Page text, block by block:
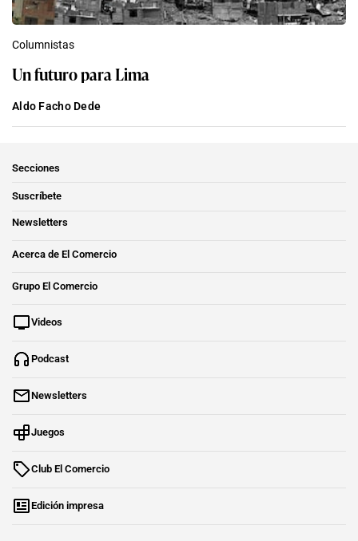
Columnistas
Un futuro para Lima
Aldo Facho Dede
Secciones
Suscríbete
Newsletters
Acerca de El Comercio
Grupo El Comercio
Videos
Podcast
Newsletters
Juegos
Club El Comercio
Edición impresa